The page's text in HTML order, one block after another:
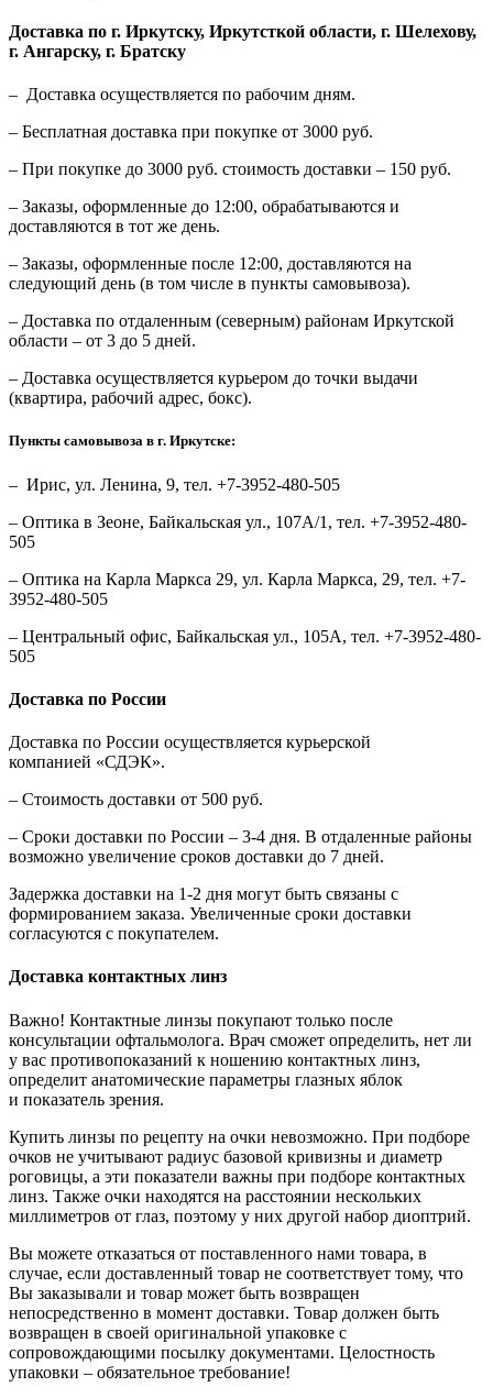
Доставка по г. Иркутску, Иркутсткой области, г. Шелехову,
г. Ангарску, г. Братску
– Доставка осуществляется по рабочим дням.
– Бесплатная доставка при покупке от 3000 руб.
– При покупке до 3000 руб. стоимость доставки – 150 руб.
– Заказы, оформленные до 12:00, обрабатываются и
доставляются в тот же день.
– Заказы, оформленные после 12:00, доставляются на
следующий день (в том числе в пункты самовывоза).
– Доставка по отдаленным (северным) районам Иркутской
области – от 3 до 5 дней.
– Доставка осуществляется курьером до точки выдачи
(квартира, рабочий адрес, бокс).
Пункты самовывоза в г. Иркутске:
– Ирис, ул. Ленина, 9, тел. +7-3952-480-505
– Оптика в Зеоне, Байкальская ул., 107А/1, тел. +7-3952-480-
505
– Оптика на Карла Маркса 29, ул. Карла Маркса, 29, тел. +7-
3952-480-505
– Центральный офис, Байкальская ул., 105А, тел. +7-3952-480-
505
Доставка по России
Доставка по России осуществляется курьерской
компанией «СДЭК».
– Стоимость доставки от 500 руб.
– Сроки доставки по России – 3-4 дня. В отдаленные районы
возможно увеличение сроков доставки до 7 дней.
Задержка доставки на 1-2 дня могут быть связаны с
формированием заказа. Увеличенные сроки доставки
согласуются с покупателем.
Доставка контактных линз
Важно! Контактные линзы покупают только после
консультации офтальмолога. Врач сможет определить, нет ли
у вас противопоказаний к ношению контактных линз,
определит анатомические параметры глазных яблок
и показатель зрения.
Купить линзы по рецепту на очки невозможно. При подборе
очков не учитывают радиус базовой кривизны и диаметр
роговицы, а эти показатели важны при подборе контактных
линз. Также очки находятся на расстоянии нескольких
миллиметров от глаз, поэтому у них другой набор диоптрий.
Вы можете отказаться от поставленного нами товара, в
случае, если доставленный товар не соответствует тому, что
Вы заказывали и товар может быть возвращен
непосредственно в момент доставки. Товар должен быть
возвращен в своей оригинальной упаковке с
сопровождающими посылку документами. Целостность
упаковки – обязательное требование!